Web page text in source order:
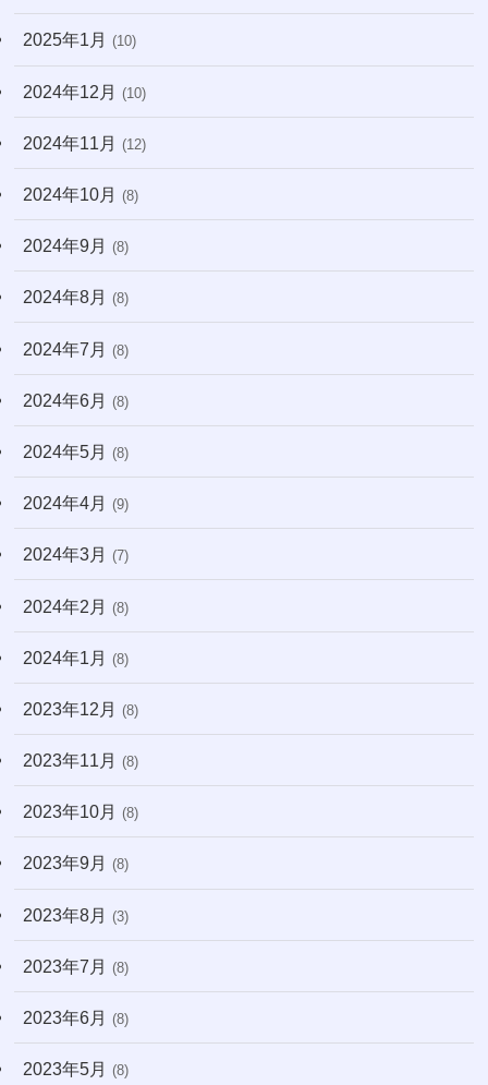
2025年1月 (10)
2024年12月 (10)
2024年11月 (12)
2024年10月 (8)
2024年9月 (8)
2024年8月 (8)
2024年7月 (8)
2024年6月 (8)
2024年5月 (8)
2024年4月 (9)
2024年3月 (7)
2024年2月 (8)
2024年1月 (8)
2023年12月 (8)
2023年11月 (8)
2023年10月 (8)
2023年9月 (8)
2023年8月 (3)
2023年7月 (8)
2023年6月 (8)
2023年5月 (8)